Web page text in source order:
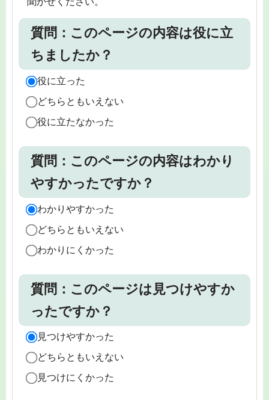
質問：このページの内容は役に立
ちましたか？
役に立った
どちらともいえない
役に立たなかった
質問：このページの内容はわかり
やすかったですか？
わかりやすかった
どちらともいえない
わかりにくかった
質問：このページは見つけやすか
ったですか？
見つけやすかった
どちらともいえない
見つけにくかった